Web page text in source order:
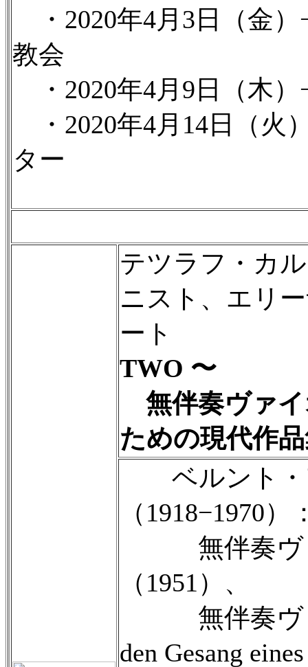
・2020年4月3日（金
教会
・2020年4月9日（木
・2020年4月14日（
ター
テツラフ・カ
ニスト、エリ
ート
TWO 〜
無伴奏ヴァイ
ための現代作
ベルント・
（1918−1970）
無伴奏ヴァ
（1951）、
無伴奏ヴィ
den Gesang